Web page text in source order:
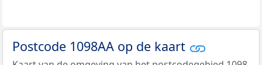
Postcode 1098AA op de kaart